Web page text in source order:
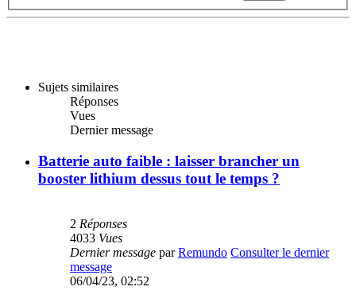
Sujets similaires
Réponses
Vues
Dernier message
Batterie auto faible : laisser brancher un
booster lithium dessus tout le temps ?
2 Réponses
4033 Vues
Dernier message parRemundo Consulter le dernier
message
06/04/23, 02:52